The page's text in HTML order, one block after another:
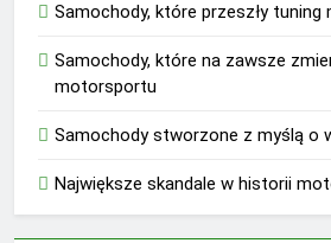
Samochody, które przeszły tuning
Samochody, które na zawsze
motorsportu
Samochody stworzone z myślą o
Największe skandale w historii